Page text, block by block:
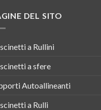
DEL SITO
a Rullini
a sfere
Autoallineanti
a Rulli